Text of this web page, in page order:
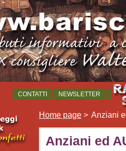
CONTATTI NEWSLETTER
Home page > Anziani
Anziani ed